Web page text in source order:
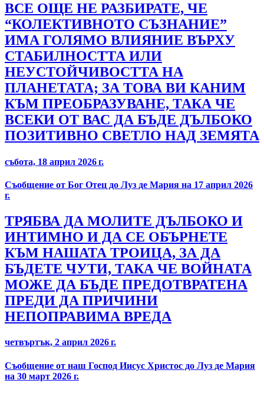
ВСЕ ОЩЕ НЕ РАЗБИРАТЕ, ЧЕ
“КОЛЕКТИВНОТО СЪЗНАНИЕ”
ИМА ГОЛЯМО ВЛИЯНИЕ ВЪРХУ
СТАБИЛНОСТТА ИЛИ
НЕУСТОЙЧИВОСТТА НА
ПЛАНЕТАТА; ЗА ТОВА ВИ КАНИМ
КЪМ ПРЕОБРАЗУВАНЕ, ТАКА ЧЕ
ВСЕКИ ОТ ВАС ДА БЪДЕ ДЪЛБОКО
ПОЗИТИВНО СВЕТЛО НАД ЗЕМЯТА
събота, 18 април 2026 г.
Съобщение от Бог Отец до Луз де Мария на 17 април 2026
г.
ТРЯБВА ДА МОЛИТЕ ДЪЛБОКО И
ИНТИМНО И ДА СЕ ОБЪРНЕТЕ
КЪМ НАШАТА ТРОИЦА, ЗА ДА
БЪДЕТЕ ЧУТИ, ТАКА ЧЕ ВОЙНАТА
МОЖЕ ДА БЪДЕ ПРЕДОТВРАТЕНА
ПРЕДИ ДА ПРИЧИНИ
НЕПОПРАВИМА ВРЕДА
четвъртък, 2 април 2026 г.
Съобщение от наш Господ Иисус Христос до Луз де Мария
на 30 март 2026 г.